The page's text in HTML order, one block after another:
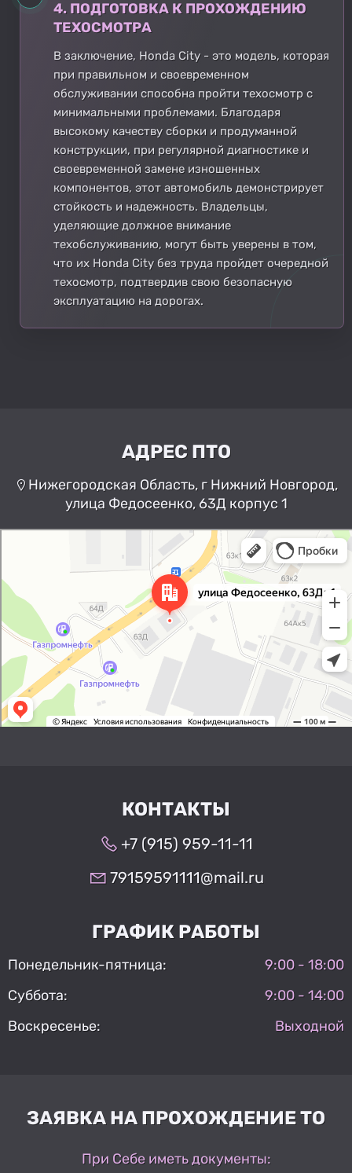
4. ПОДГОТОВКА К ПРОХОЖДЕНИЮ
ТЕХОСМОТРА
В заключение, Honda City - это модель, которая
при правильном и своевременном
обслуживании способна пройти техосмотр с
минимальными проблемами. Благодаря
высокому качеству сборки и продуманной
конструкции, при регулярной диагностике и
своевременной замене изношенных
компонентов, этот автомобиль демонстрирует
стойкость и надежность. Владельцы,
уделяющие должное внимание
техобслуживанию, могут быть уверены в том,
что их Honda City без труда пройдет очередной
техосмотр, подтвердив свою безопасную
эксплуатацию на дорогах.
АДРЕС ПТО
Нижегородская Область, г Нижний Новгород,
улица Федосеенко, 63Д корпус 1
Нижний Новгород
Улица Федосеенко, 63Дк1 —
Яндекс Карты
КОНТАКТЫ
+7 (915) 959-11-11
79159591111@mail.ru
ГРАФИК РАБОТЫ
Понедельник-пятница:
9:00 - 18:00
Суббота:
9:00 - 14:00
Воскресенье:
Выходной
ЗАЯВКА НА ПРОХОЖДЕНИЕ ТО
При Себе иметь документы: